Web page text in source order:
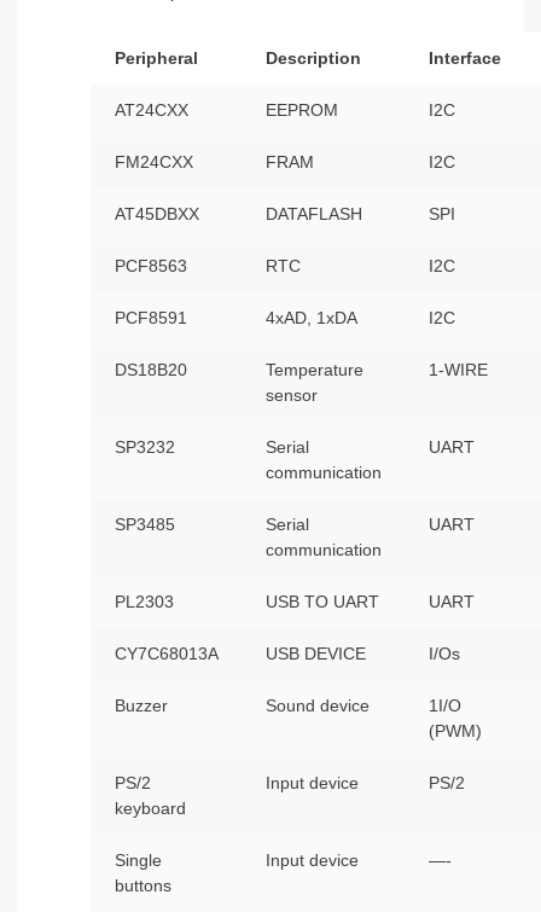
Peripheral Description Interface
AT24CXX EEPROM I2C
FM24CXX FRAM I2C
AT45DBXX DATAFLASH SPI
PCF8563 RTC I2C
PCF8591 4xAD, 1xDA I2C
DS18B20
Temperature
sensor
1-WIRE
SP3232
Serial
communication
UART
SP3485
Serial
communication
UART
PL2303 USB TO UART UART
CY7C68013A USB DEVICE I/Os
Buzzer Sound device
1I/O
(PWM)
PS/2
keyboard
Input device PS/2
Single
buttons
Input device —-